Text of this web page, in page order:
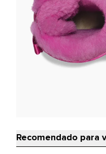
Recomendado para